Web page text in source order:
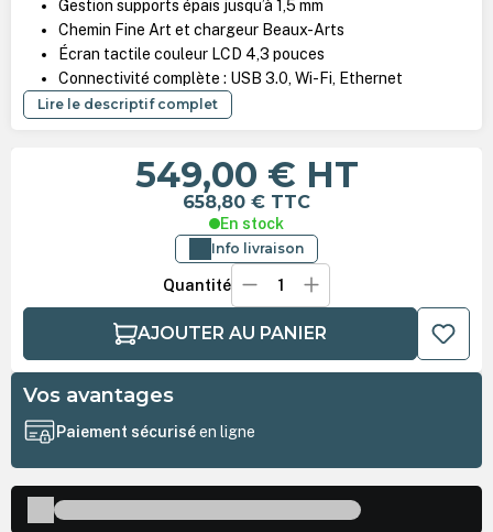
Gestion supports épais jusqu’à 1,5 mm
Chemin Fine Art et chargeur Beaux-Arts
Écran tactile couleur LCD 4,3 pouces
Connectivité complète : USB 3.0, Wi-Fi, Ethernet
Lire le descriptif complet
549,00 € HT
658,80 € TTC
En stock
Info livraison
Quantité
AJOUTER AU PANIER
Vos avantages
Paiement sécuriséen ligne